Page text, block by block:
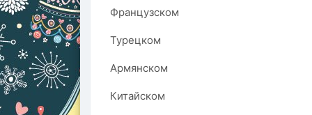
Французском
Турецком
Армянском
Китайском